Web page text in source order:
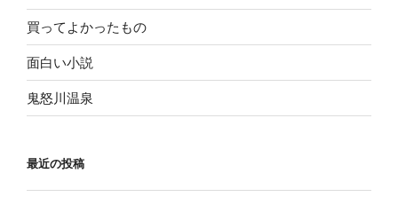
買ってよかったもの
面白い小説
鬼怒川温泉
最近の投稿